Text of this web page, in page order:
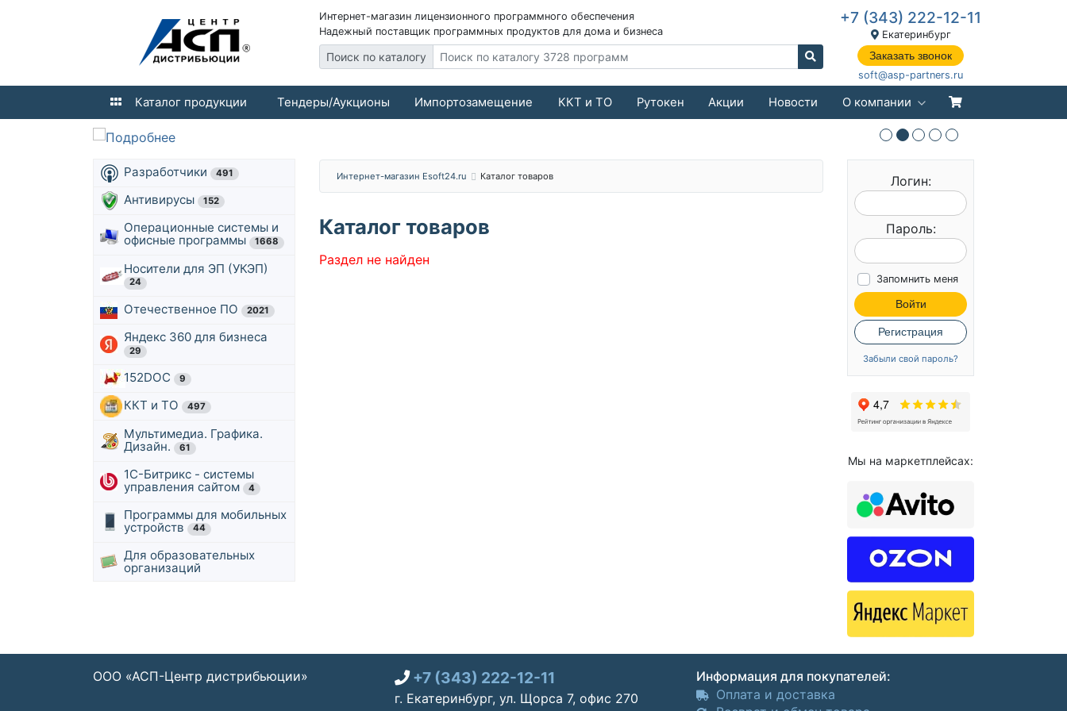
Интернет-магазин лицензионного программного обеспечения
Надежный поставщик программных продуктов для дома и бизнеса
Поиск по каталогу
+7 (343) 222-12-11
Екатеринбург
Заказать звонок
soft@asp-partners.ru
Каталог продукции Тендеры/Аукционы Импортозамещение ККТ и ТО Рутокен Акции Новости О компании
Разработчики 491
Антивирусы 152
Операционные системы и
офисные программы
1668
Носители для ЭП (УКЭП)
24
Отечественное ПО 2021
Яндекс 360 для бизнеса
29
152DOC 9
ККТ и ТО 497
Мультимедиа. Графика.
Дизайн.
61
1С-Битрикс - системы
управления сайтом
4
Программы для мобильных
устройств
44
Для образовательных
организаций
Интернет-магазин Esoft24.ru Каталог товаров
Каталог товаров
Раздел не найден
Логин:
Пароль:
Запомнить меня
Войти
Регистрация
Забыли свой пароль?
Мы на маркетплейсах:
ООО «АСП-Центр дистрибьюции» +7 (343) 222-12-11
г. Екатеринбург, ул. Щорса 7, офис 270
Информация для покупателей:
Оплата и доставка